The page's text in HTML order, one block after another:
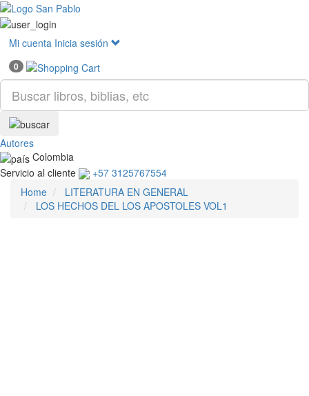
Mi cuenta Inicia sesión
0
Autores
Colombia
Servicio al cliente
+57 3125767554
Home
LITERATURA EN GENERAL
LOS HECHOS DEL LOS APOSTOLES VOL1